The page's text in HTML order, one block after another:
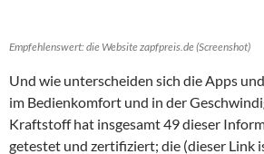
Empfehlenswert: die Website zapfpreis.de (Screenshot)
Und wie unterscheiden sich die Apps
im Bedienkomfort und in der
Kraftstoff hat insgesamt 49 dieser
getestet und zertifiziert; die (dieser Link